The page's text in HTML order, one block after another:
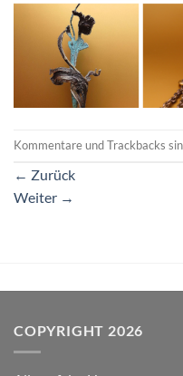
Kommentare und Trackbacks
← Zurück
Weiter →
COPYRIGHT 2026